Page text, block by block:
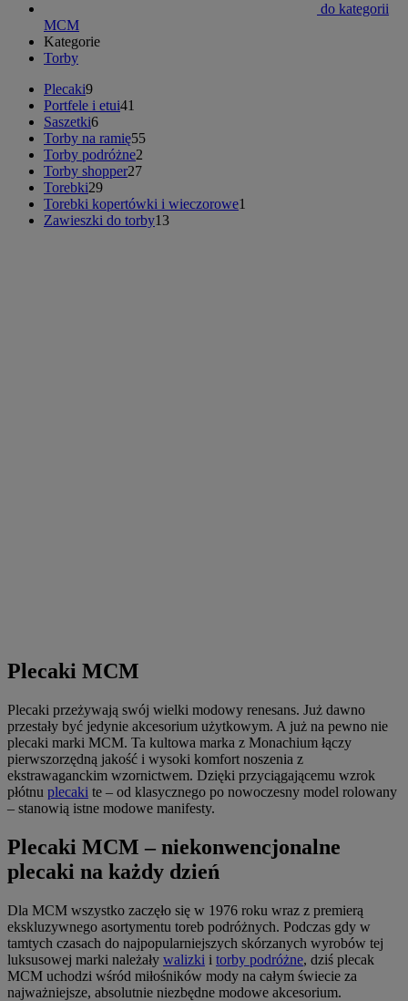
do kategorii
MCM
Kategorie
Torby
Plecaki9
Portfele i etui41
Saszetki6
Torby na ramię55
Torby podróżne2
Torby shopper27
Torebki29
Torebki kopertówki i wieczorowe1
Zawieszki do torby13
Plecaki MCM
Plecaki przeżywają swój wielki modowy renesans. Już dawno
przestały być jedynie akcesorium użytkowym. A już na pewno nie
plecaki marki MCM. Ta kultowa marka z Monachium łączy
pierwszorzędną jakość i wysoki komfort noszenia z
ekstrawaganckim wzornictwem. Dzięki przyciągającemu wzrok
płótnu plecaki te – od klasycznego po nowoczesny model rolowany
– stanowią istne modowe manifesty.
Plecaki MCM – niekonwencjonalne
plecaki na każdy dzień
Dla MCM wszystko zaczęło się w 1976 roku wraz z premierą
ekskluzywnego asortymentu toreb podróżnych. Podczas gdy w
tamtych czasach do najpopularniejszych skórzanych wyrobów tej
luksusowej marki należały walizki i torby podróżne, dziś plecak
MCM uchodzi wśród miłośników mody na całym świecie za
najważniejsze, absolutnie niezbędne modowe akcesorium.